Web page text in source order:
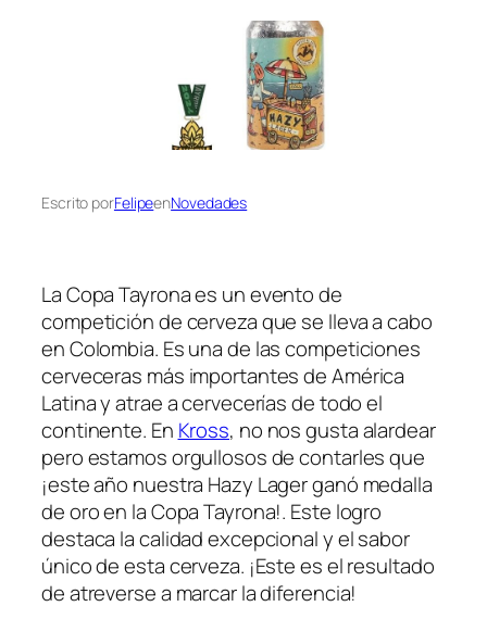
Escrito porFelipeenNovedades
La Copa Tayrona es un evento de
competición de cerveza que se lleva a cabo
en Colombia. Es una de las competiciones
cerveceras más importantes de América
Latina y atrae a cervecerías de todo el
continente. En Kross, no nos gusta alardear
pero estamos orgullosos de contarles que
¡este año nuestra Hazy Lager ganó medalla
de oro en la Copa Tayrona!. Este logro
destaca la calidad excepcional y el sabor
único de esta cerveza. ¡Este es el resultado
de atreverse a marcar la diferencia!